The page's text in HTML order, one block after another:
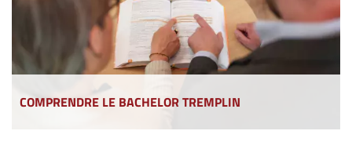
COMPRENDRE LE BACHELOR TREMPLIN